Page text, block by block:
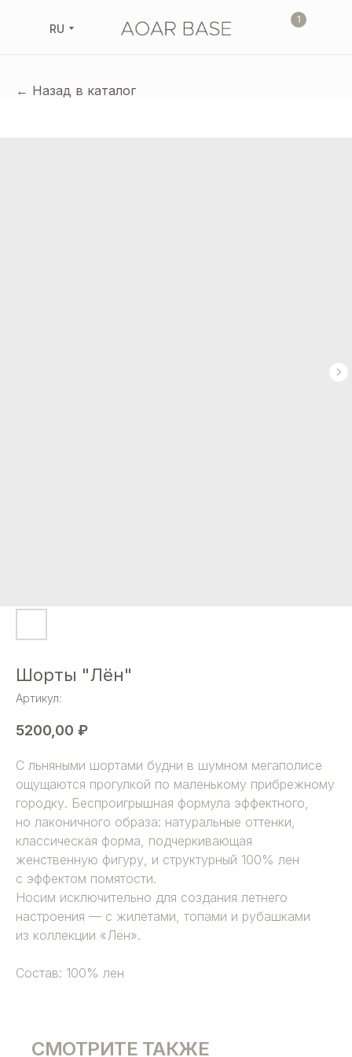
1
RU
← Назад в каталог
Шорты "Лён"
Артикул:
5200,00 ₽
С льняными шортами будни в шумном мегаполисе
ощущаются прогулкой по маленькому прибрежному
городку. Беспроигрышная формула эффектного,
но лаконичного образа: натуральные оттенки,
классическая форма, подчеркивающая
женственную фигуру, и структурный 100% лен
с эффектом помятости.
Носим исключительно для создания летнего
настроения — с жилетами, топами и рубашками
из коллекции «Лён».
Состав: 100% лен
СМОТРИТЕ ТАКЖЕ